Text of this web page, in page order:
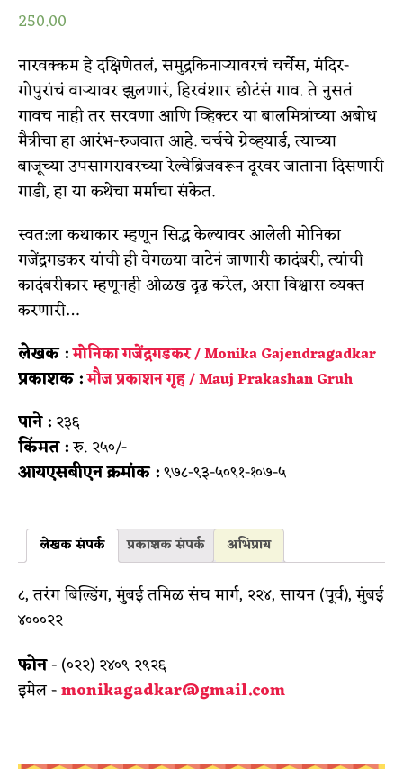
250.00
नारवक्कम हे दक्षिणेतलं, समुद्रकिनाऱ्यावरचं चर्चेस, मंदिर-
गोपुरांचं वाऱ्यावर झुलणारं, हिरवंशार छोटंसं गाव. ते नुसतं
गावच नाही तर सरवणा आणि व्हिक्टर या बालमित्रांच्या अबोध
मैत्रीचा हा आरंभ-रुजवात आहे. चर्चचे ग्रेव्हयार्ड, त्याच्या
बाजूच्या उपसागरावरच्या रेल्वेब्रिजवरून दूरवर जाताना दिसणारी
गाडी, हा या कथेचा मर्माचा संकेत.
स्वत:ला कथाकार म्हणून सिद्ध केल्यावर आलेली मोनिका
गजेंद्रगडकर यांची ही वेगळ्या वाटेनं जाणारी कादंबरी, त्यांची
कादंबरीकार म्हणूनही ओळख दृढ करेल, असा विश्वास व्यक्त
करणारी…
लेखक :मोनिका गजेंद्रगडकर / Monika Gajendragadkar
प्रकाशक :मौज प्रकाशन गृह / Mauj Prakashan Gruh
पाने :२३६
किंमत :रु. २५०/-
आयएसबीएन क्रमांक :९७८-९३-५०९१-१०७-५
लेखक संपर्क प्रकाशक संपर्क अभिप्राय
८, तरंग बिल्डिंग, मुंबई तमिळ संघ मार्ग, २२४, सायन (पूर्व), मुंबई
४०००२२
फोन- (०२२) २४०९ २९२६
इमेल -monikagadkar@gmail.com